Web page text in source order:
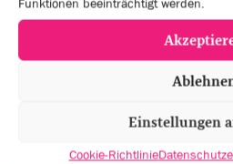
Einstellungen
Cookie-Richtlinie
PRAXISAUSTAUSCH
um deinen Spirit für
Leistungen anzukurbeln